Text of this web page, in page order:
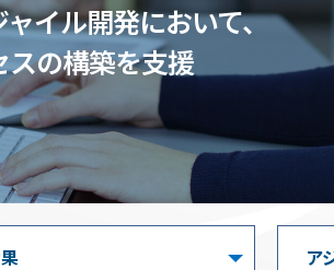
イル開発において、
の構築を支援
ア